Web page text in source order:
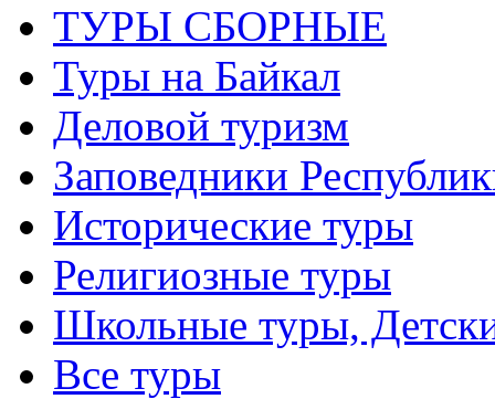
ТУРЫ СБОРНЫЕ
Туры на Байкал
Деловой туризм
Заповедники
Исторические туры
Религиозные туры
Школьные туры,
Все туры